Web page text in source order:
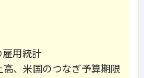
用統計
、米国のつなぎ予算期限